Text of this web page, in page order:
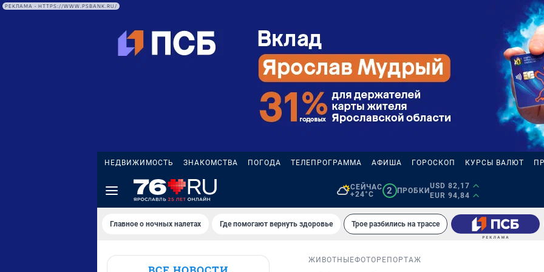
РЕКЛАМА • HTTPS://WWW.PSBANK.RU/
НЕДВИЖИМОСТЬ ЗНАКОМСТВА ПОГОДА ТЕЛЕПРОГРАММА АФИША ГОРОСКОП КУРСЫ ВАЛЮТ
СЕЙЧАС
+24°C
2 ПРОБКИ
USD 82,17
EUR 94,84
Главное о ночных налетах Где помогают вернуть здоровье Трое разбились на трассе
ЖИВОТНЫЕФОТОРЕПОРТАЖ